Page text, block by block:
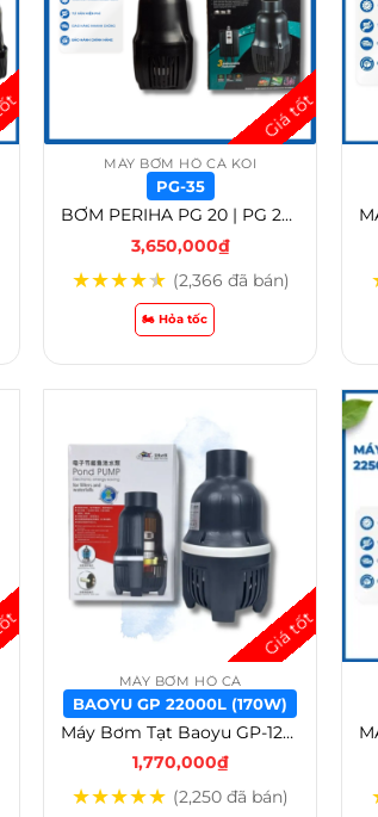
MÁY BƠM HỒ CÁ KOI
PG-35
BƠM PERIHA PG 20 | PG 25 | PG 35 | PG 40 | PG 50 | PG 60 SIÊU TIẾT KIỆM ĐIỆN BƠM TẠT TẠO LUỒNG CẤP LỌC NƯỚC 3 CHẾ ĐỘ – PG-35
3,650,000₫
★★★★★ (2,366 đã bán)
🏍️ Hỏa tốc
MÁY BƠM HỒ CÁ
BAOYU GP 22000L (170W)
Máy Bơm Tạt Baoyu GP-12000-16000-22000-26000-35000-40000-45000-55000 – Baoyu GP 22000L (170w)
1,770,000₫
★★★★★ (2,250 đã bán)